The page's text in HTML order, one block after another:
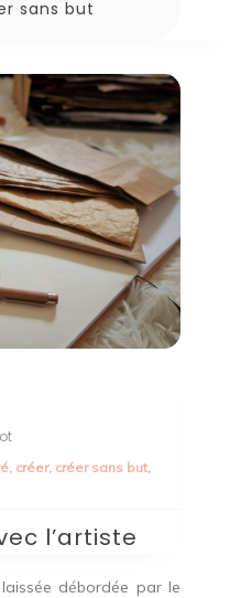
sans but
, créer, créer sans but,
l’artiste
débordée par le